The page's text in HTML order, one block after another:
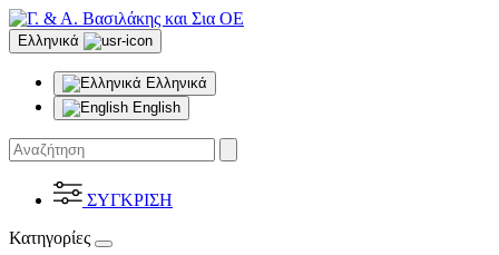
Ελληνικά
Ελληνικά
English
ΣΥΓΚΡΙΣΗ
Κατηγορίες